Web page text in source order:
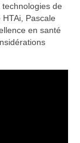
de
Pascale
en santé